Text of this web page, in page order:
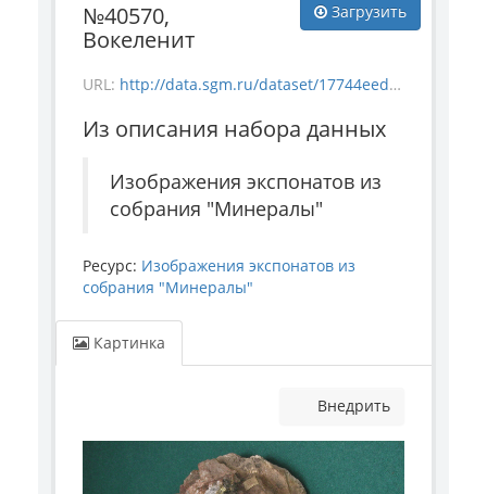
Загрузить
№40570,
Вокеленит
URL: http://data.sgm.ru/dataset/17744eed-27fa-4a9a-bc72-4e657fa570af/resource/6da53b36-683b-4046-aa43-a76b82fdd40f/download/mineral_40570.jpg
Из описания набора данных
Изображения экспонатов из
собрания "Минералы"
Ресурс: Изображения экспонатов из
собрания "Минералы"
Картинка
Внедрить